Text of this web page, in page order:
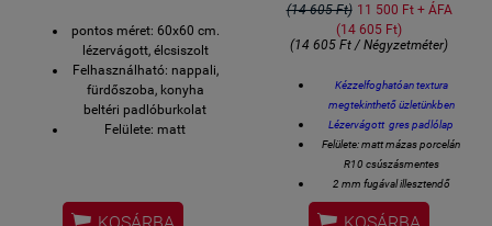
pontos méret: 60x60 cm.
lézervágott, élcsiszolt
Felhasználható: nappali,
fürdőszoba, konyha
beltéri padlóburkolat
Felülete: matt
Ajánlott fugatávolság: 2
KOSÁRBA
(14 605 Ft) 11 500 Ft + ÁFA
(14 605 Ft)
(14 605 Ft / Négyzetméter)
Kézzelfoghatóan textura
megtekinthető üzletünkben
Lézervágott gres padlólap
Felülete: matt mázas porcelán
R10 csúszásmentes
2 mm fugával illesztendő
90 x90 cm lapméret
Vastagsága 8 mm
KOSÁRBA